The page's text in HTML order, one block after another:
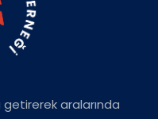
aralarında